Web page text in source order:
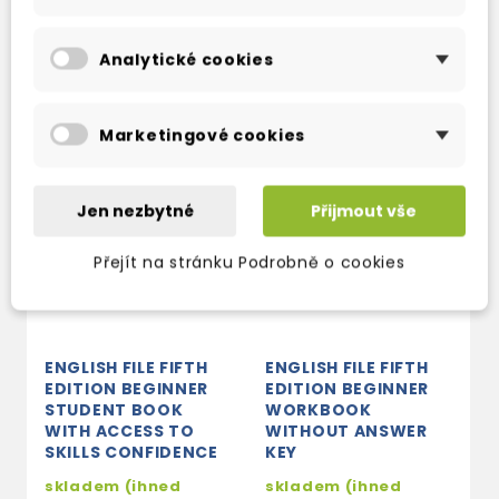
ENGLISH FILE FIFTH
EDITION BEGINNER
STUDENT BOOK
WITH ACCESS TO
SKILLS CONFIDENCE
skladem (ihned
ENGLISH FILE FIFTH
EDITION BEGINNER
WORKBOOK
WITHOUT ANSWER
KEY
skladem (ihned
Analytické cookies
Marketingové cookies
Jen nezbytné Přijmout vše
Přejít na stránku Podrobně o cookies